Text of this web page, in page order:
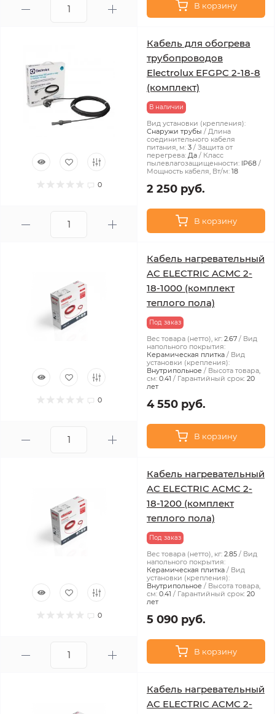
В корзину
0
Кабель для обогрева
трубопроводов
Electrolux EFGPC 2-18-8
(комплект)
В наличии
Вид установки (крепления):
Снаружи трубы
Длина
соединительного кабеля
питания, м: 3
Защита от
перегрева: Да
Класс
пылевлагозащищенности: IP68
Мощность кабеля, Вт/м: 18
2 250 руб.
В корзину
0
Кабель нагревательный
AC ELECTRIC ACMC 2-
18-1000 (комплект
теплого пола)
Под заказ
Вес товара (нетто), кг: 2.67
Вид
напольного покрытия:
Керамическая плитка
Вид
установки (крепления):
Внутрипольное
Высота товара,
см: 0.41 Гарантийный срок: 20
лет
4 550 руб.
В корзину
0
Кабель нагревательный
AC ELECTRIC ACMC 2-
18-1200 (комплект
теплого пола)
Под заказ
Вес товара (нетто), кг: 2.85
Вид
напольного покрытия:
Керамическая плитка
Вид
установки (крепления):
Внутрипольное
Высота товара,
см: 0.41 Гарантийный срок: 20
лет
5 090 руб.
В корзину
Кабель нагревательный
AC ELECTRIC ACMC 2-